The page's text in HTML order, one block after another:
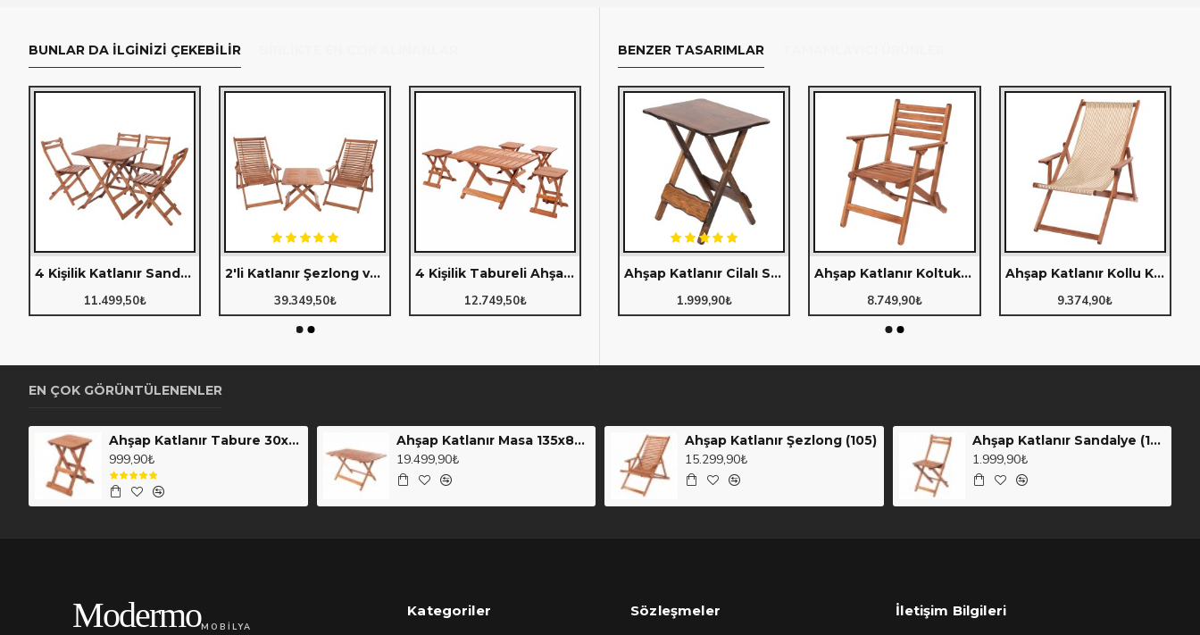
BUNLAR DA İLGINIZI ÇEKEBILIR
4 Kişilik Katlanır Sandalyeli Oturma Grubu - 70x70 cm (Grup B)
11.499,50₺
2'li Katlanır Şezlong ve Orta Sehpa Seti (Grup G)
39.349,50₺
4 Kişilik Tabureli Ahşap Orta Sehpa Seti (Grup H)
12.749,50₺
BENZER TASARIMLAR
14.499,90₺
8.749,90₺
3.499,90₺
Ahşap Katlanır Cilalı Sehpa 35x50cm. (101)
1.999,90₺
Ahşap Katlanır Koltuk (104)
8.749,90₺
Ahşap Katlanır Kollu Kumaş Şezlong (120)
9.374,90₺
EN ÇOK GÖRÜNTÜLENENLER
Ahşap Katlanır Tabure 30x30cm. (111)
999,90₺
Ahşap Katlanır Masa 135x80cm. (107)
19.499,90₺
Ahşap Katlanır Şezlong (105)
15.299,90₺
Ahşap Katlanır Sandalye (110)
1.999,90₺
ModermoMOBILYA
Kategoriler Sözleşmeler İletişim Bilgileri